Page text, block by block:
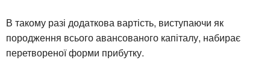
В такому разі додаткова вартість, виступаючи як
породження всього авансованого капіталу, набирає
перетвореної форми прибутку.